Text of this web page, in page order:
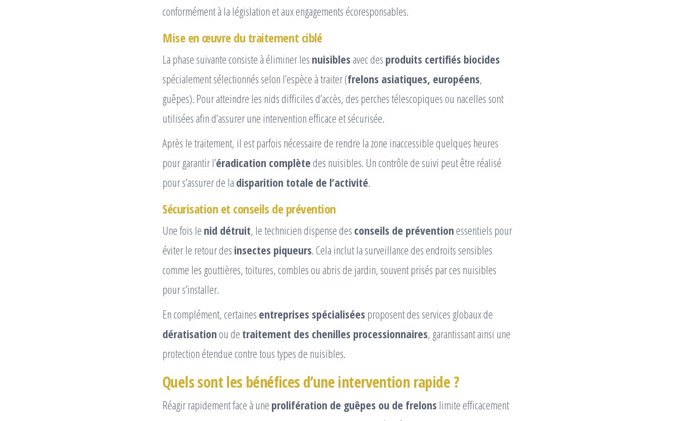
conformément à la législation et aux engagements écoresponsables.
Mise en œuvre du traitement ciblé
La phase suivante consiste à éliminer les nuisibles avec des produits certifiés biocides
spécialement sélectionnés selon l’espèce à traiter (frelons asiatiques, européens,
guêpes). Pour atteindre les nids difficiles d’accès, des perches télescopiques ou nacelles sont
utilisées afin d’assurer une intervention efficace et sécurisée.
Après le traitement, il est parfois nécessaire de rendre la zone inaccessible quelques heures
pour garantir l’éradication complète des nuisibles. Un contrôle de suivi peut être réalisé
pour s’assurer de la disparition totale de l’activité.
Sécurisation et conseils de prévention
Une fois le nid détruit, le technicien dispense des conseils de prévention essentiels pour
éviter le retour des insectes piqueurs. Cela inclut la surveillance des endroits sensibles
comme les gouttières, toitures, combles ou abris de jardin, souvent prisés par ces nuisibles
pour s’installer.
En complément, certaines entreprises spécialisées proposent des services globaux de
dératisation ou de traitement des chenilles processionnaires, garantissant ainsi une
protection étendue contre tous types de nuisibles.
Quels sont les bénéfices d’une intervention rapide ?
Réagir rapidement face à une prolifération de guêpes ou de frelons limite efficacement